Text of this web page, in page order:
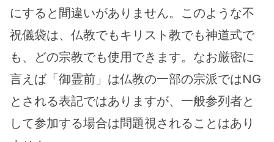
にすると間違いがありません。このような不
祝儀袋は、仏教でもキリスト教でも神道式で
も、どの宗教でも使用できます。なお厳密に
言えば「御霊前」は仏教の一部の宗派ではNG
とされる表記ではありますが、一般参列者と
して参加する場合は問題視されることはあり